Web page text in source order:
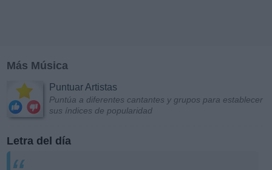
Más Música
Puntuar Artistas
Puntúa a diferentes cantantes y grupos para establecer
sus índices de popularidad
Letra del día